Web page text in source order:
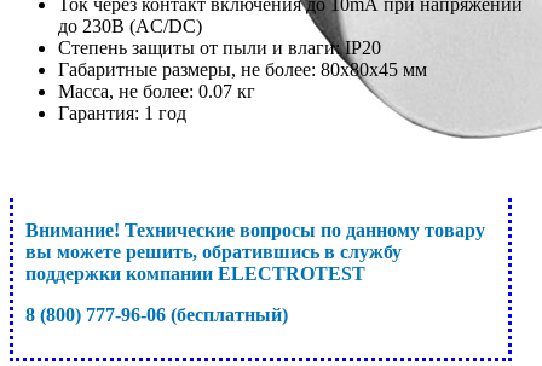
до 230В (AC/DC)
Степень защиты от пыли и влаги: ІР20
Габаритные размеры, не более: 80х80х45 мм
Масса, не более: 0.07 кг
Гарантия: 1 год
Внимание! Технические вопросы по данному товару
вы можете решить, обратившись в службу
поддержки компании ELECTROTEST
8 (800) 777-96-06 (бесплатный)